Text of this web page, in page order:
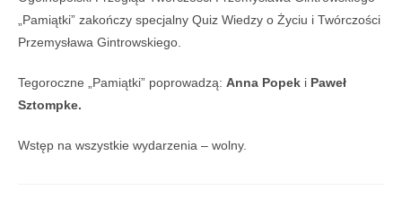
„Pamiątki” zakończy specjalny Quiz Wiedzy o Życiu i Twórczości
Przemysława Gintrowskiego.
Tegoroczne „Pamiątki” poprowadzą: Anna Popek i Paweł
Sztompke.
Wstęp na wszystkie wydarzenia – wolny.